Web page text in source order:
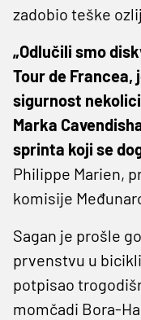
zadobio teške
„Odlučili smo
Tour de Francea,
sigurnost
Marka
sprinta koji se
Philippe Marien,
komisije
Sagan je prošle
prvenstvu u
potpisao
momčadi Bora-